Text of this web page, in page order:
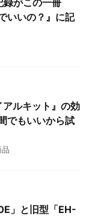
録がこの一冊
いいの？』に記
ルキット』の効
でもいいから試
」と旧型「EH-